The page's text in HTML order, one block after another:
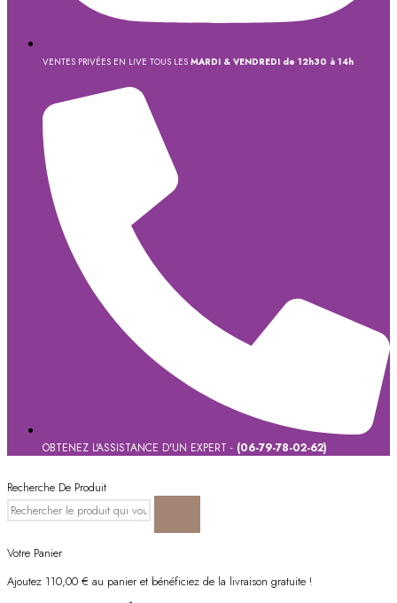
VENTES PRIVÉES EN LIVE TOUS LES MARDI & VENDREDI de 12h30 à 14h
OBTENEZ L'ASSISTANCE D'UN EXPERT - (06-79-78-02-62)
Recherche De Produit
Votre Panier
Ajoutez 110,00 € au panier et bénéficiez de la livraison gratuite !